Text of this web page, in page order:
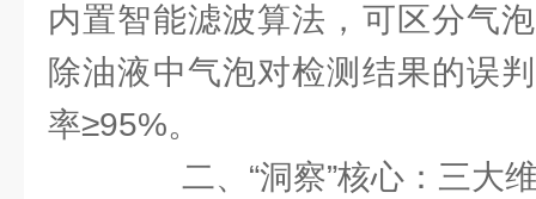
内置智能滤波算法，可区分气
除油液中气泡对检测结果的误
率≥95%。
二、“洞察”核心：三大